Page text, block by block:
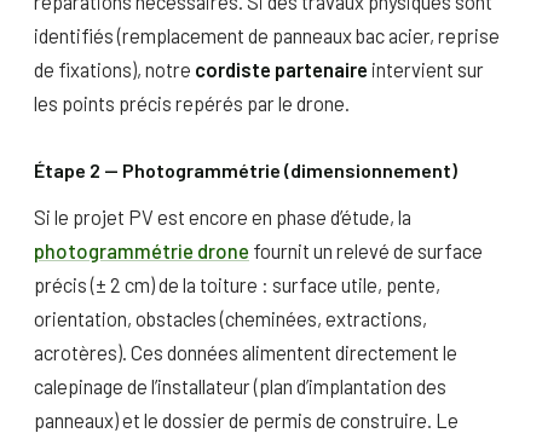
identifiés (remplacement de panneaux bac acier, reprise
de fixations), notre cordiste partenaire intervient sur
les points précis repérés par le drone.
Étape 2 — Photogrammétrie (dimensionnement)
Si le projet PV est encore en phase d’étude, la
photogrammétrie drone fournit un relevé de surface
précis (± 2 cm) de la toiture : surface utile, pente,
orientation, obstacles (cheminées, extractions,
acrotères). Ces données alimentent directement le
calepinage de l’installateur (plan d’implantation des
panneaux) et le dossier de permis de construire. Le